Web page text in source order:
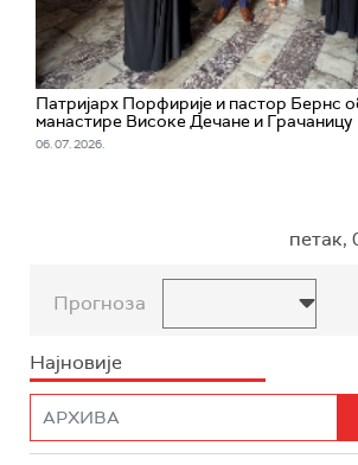
Патријарх Порфирије и пастор Бернс
манастире Високе Дечане и Грачаницу
06. 07. 2026.
петак,
Прогноза
Најновије